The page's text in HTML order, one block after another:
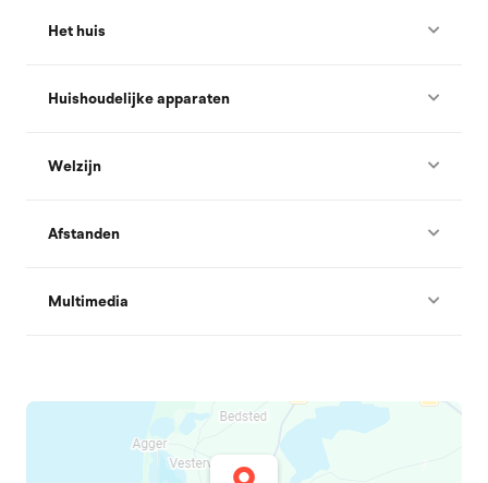
Het huis
Huishoudelijke apparaten
Welzijn
Afstanden
Multimedia